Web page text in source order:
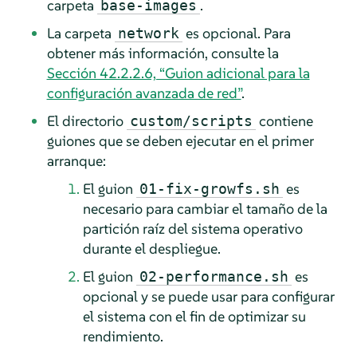
carpeta base-images .
La carpeta network es opcional. Para
obtener más información, consulte la
Sección 42.2.2.6, “Guion adicional para la
configuración avanzada de red”.
El directorio custom/scripts contiene
guiones que se deben ejecutar en el primer
arranque:
El guion 01-fix-growfs.sh es
necesario para cambiar el tamaño de la
partición raíz del sistema operativo
durante el despliegue.
El guion 02-performance.sh es
opcional y se puede usar para configurar
el sistema con el fin de optimizar su
rendimiento.